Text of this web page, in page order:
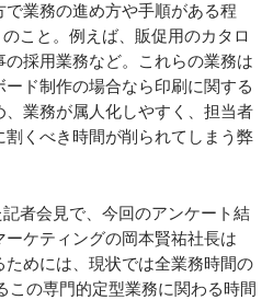
業務の進め方や手順がある程
こと。例えば、販促用のカタロ
採用業務など。これらの業務は
ド制作の場合なら印刷に関する
業務が属人化しやすく、担当者
くべき時間が削られてしまう弊
者会見で、今回のアンケート結
ケティングの岡本賢祐社長は
ためには、現状では全業務時間の
この専門的定型業務に関わる時間